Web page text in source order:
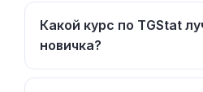
Какой курс по TGStat
новичка?